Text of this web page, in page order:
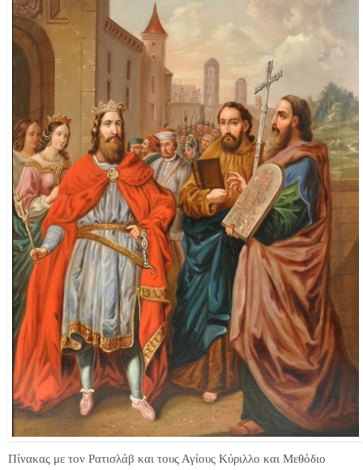
Πίνακας με τον Ρατισλάβ και τους Αγίους Κύριλλο και Μεθόδιο